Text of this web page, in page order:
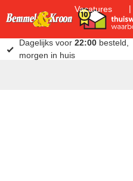
Vacatures
Dagelijks voor22:00 besteld,
morgen in huis